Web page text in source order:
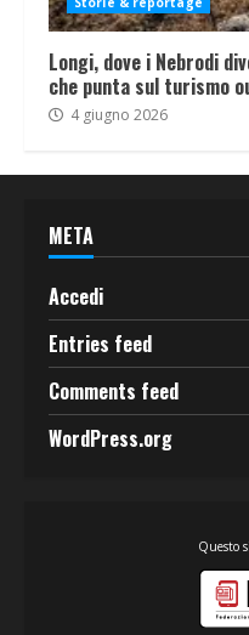
Longi, dove i Nebrodi
che punta sul turismo
4 giugno 2026
META
Accedi
Entries feed
Comments feed
WordPress.org
Questo